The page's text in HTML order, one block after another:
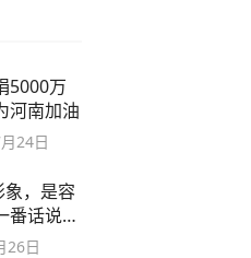
5000万
河南加油
24日
象，是容
番话说得
26日